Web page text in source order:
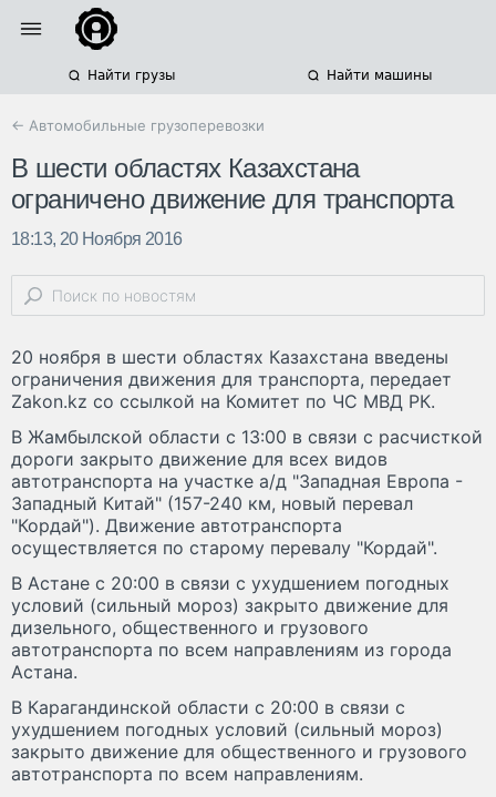
Найти грузы Найти машины
← Автомобильные грузоперевозки
В шести областях Казахстана
ограничено движение для транспорта
18:13, 20 Ноября 2016
20 ноября в шести областях Казахстана введены
ограничения движения для транспорта, передает
Zakon.kz со ссылкой на Комитет по ЧС МВД РК.
В Жамбылской области с 13:00 в связи с расчисткой
дороги закрыто движение для всех видов
автотранспорта на участке а/д "Западная Европа -
Западный Китай" (157-240 км, новый перевал
"Кордай"). Движение автотранспорта
осуществляется по старому перевалу "Кордай".
В Астане с 20:00 в связи с ухудшением погодных
условий (сильный мороз) закрыто движение для
дизельного, общественного и грузового
автотранспорта по всем направлениям из города
Астана.
В Карагандинской области с 20:00 в связи с
ухудшением погодных условий (сильный мороз)
закрыто движение для общественного и грузового
автотранспорта по всем направлениям.